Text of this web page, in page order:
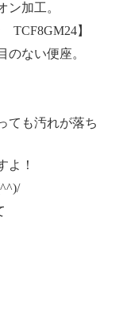
ン加工。
】
のない便座。
ても汚れが落ち
よ！